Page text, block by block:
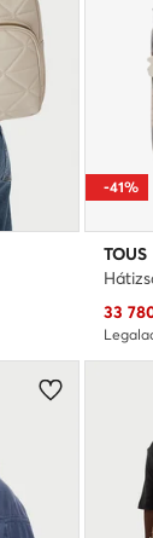
-41%
TOUS
33